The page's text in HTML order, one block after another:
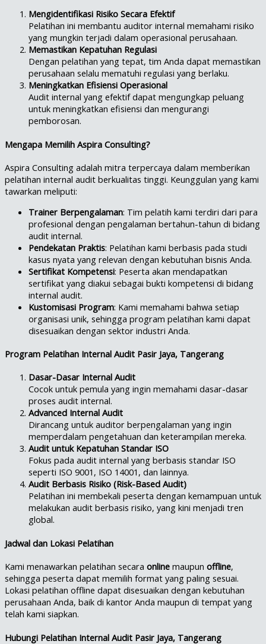
Mengidentifikasi Risiko Secara Efektif
Pelatihan ini membantu auditor internal memahami risiko
yang mungkin terjadi dalam operasional perusahaan.
Memastikan Kepatuhan Regulasi
Dengan pelatihan yang tepat, tim Anda dapat memastikan
perusahaan selalu mematuhi regulasi yang berlaku.
Meningkatkan Efisiensi Operasional
Audit internal yang efektif dapat mengungkap peluang
untuk meningkatkan efisiensi dan mengurangi
pemborosan.
Mengapa Memilih Aspira Consulting?
Aspira Consulting adalah mitra terpercaya dalam memberikan
pelatihan internal audit berkualitas tinggi. Keunggulan yang kami
tawarkan meliputi:
Trainer Berpengalaman: Tim pelatih kami terdiri dari para
profesional dengan pengalaman bertahun-tahun di bidang
audit internal.
Pendekatan Praktis: Pelatihan kami berbasis pada studi
kasus nyata yang relevan dengan kebutuhan bisnis Anda.
Sertifikat Kompetensi: Peserta akan mendapatkan
sertifikat yang diakui sebagai bukti kompetensi di bidang
internal audit.
Kustomisasi Program: Kami memahami bahwa setiap
organisasi unik, sehingga program pelatihan kami dapat
disesuaikan dengan sektor industri Anda.
Program Pelatihan Internal Audit Pasir Jaya, Tangerang
Dasar-Dasar Internal Audit
Cocok untuk pemula yang ingin memahami dasar-dasar
proses audit internal.
Advanced Internal Audit
Dirancang untuk auditor berpengalaman yang ingin
memperdalam pengetahuan dan keterampilan mereka.
Audit untuk Kepatuhan Standar ISO
Fokus pada audit internal yang berbasis standar ISO
seperti ISO 9001, ISO 14001, dan lainnya.
Audit Berbasis Risiko (Risk-Based Audit)
Pelatihan ini membekali peserta dengan kemampuan untuk
melakukan audit berbasis risiko, yang kini menjadi tren
global.
Jadwal dan Lokasi Pelatihan
Kami menawarkan pelatihan secara online maupun offline,
sehingga peserta dapat memilih format yang paling sesuai.
Lokasi pelatihan offline dapat disesuaikan dengan kebutuhan
perusahaan Anda, baik di kantor Anda maupun di tempat yang
telah kami siapkan.
Hubungi Pelatihan Internal Audit Pasir Jaya, Tangerang